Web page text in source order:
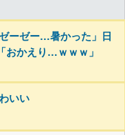
ーゼー…暑かった」日
かえり…ｗｗｗ」
いい